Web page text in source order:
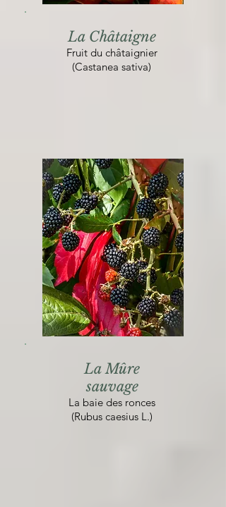
La Châtaigne
Fruit du châtaignier
(Castanea sativa)
La Mûre
sauvage
La baie des ronces
(Rubus caesius L.)